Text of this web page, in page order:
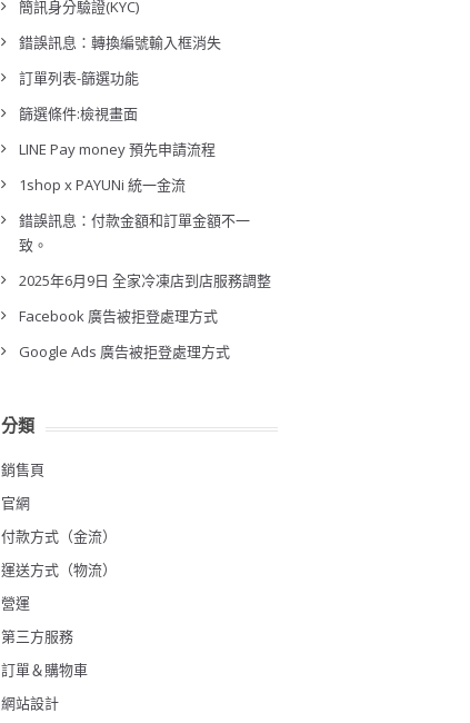
簡訊身分驗證(KYC)
錯誤訊息：轉換編號輸入框消失
訂單列表-篩選功能
篩選條件:檢視畫面
LINE Pay money 預先申請流程
1shop x PAYUNi 統一金流
錯誤訊息：付款金額和訂單金額不一
致。
2025年6月9日 全家冷凍店到店服務調整
Facebook 廣告被拒登處理方式
Google Ads 廣告被拒登處理方式
分類
銷售頁
官網
付款方式（金流）
運送方式（物流）
營運
第三方服務
訂單＆購物車
網站設計